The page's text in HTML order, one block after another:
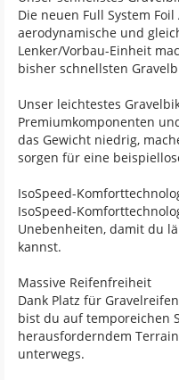
Die neuen Full System
aerodynamische und
Lenker/Vorbau-Einheit
bisher schnellsten
Unser leichtestes
Premiumkomponenten
das Gewicht niedrig,
sorgen für eine
IsoSpeed-
IsoSpeed-
Unebenheiten, damit du
kannst.
Massive Reifenfreiheit
Dank Platz für
bist du auf temporeichen
herausforderndem
unterwegs.